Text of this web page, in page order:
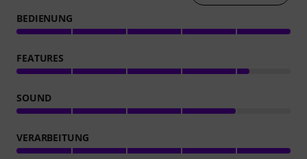
BEDIENUNG
FEATURES
SOUND
VERARBEITUNG